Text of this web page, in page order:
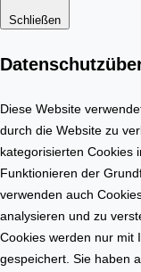
Schließen
Diese Website
durch die Website zu
kategorisierten Cookies
Funktionieren der
verwenden auch
analysieren und zu
Cookies werden nur mit
gespeichert. Sie haben